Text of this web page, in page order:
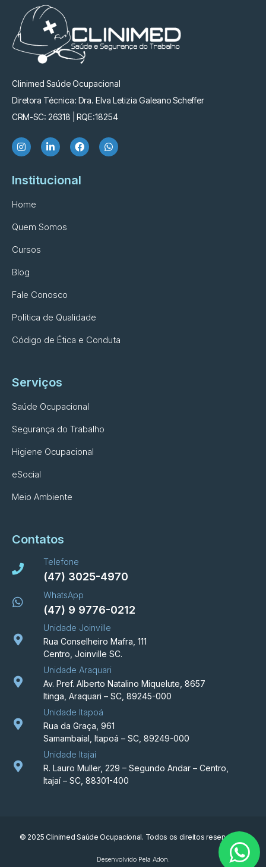
Clinimed Saúde Ocupacional
Diretora Técnica: Dra. Elva Letizia Galeano Scheffer
CRM-SC: 26318 | RQE:18254
Institucional
Home
Quem Somos
Cursos
Blog
Fale Conosco
Política de Qualidade
Código de Ética e Conduta
Serviços
Saúde Ocupacional
Segurança do Trabalho
Higiene Ocupacional
eSocial
Meio Ambiente
Contatos
Telefone
(47) 3025-4970
WhatsApp
(47) 9 9776-0212
Unidade Joinville
Rua Conselheiro Mafra, 111
Centro, Joinville SC.
Unidade Araquari
Av. Pref. Alberto Natalino Miquelute, 8657
Itinga, Araquari – SC, 89245-000
Unidade Itapoá
Rua da Graça, 961
Samambaial, Itapoá – SC, 89249-000
Unidade Itajaí
R. Lauro Muller, 229 – Segundo Andar – Centro,
Itajaí – SC, 88301-400
© 2025 Clinimed Saúde Ocupacional. Todos os direitos reservados.
Desenvolvido Pela Adon.